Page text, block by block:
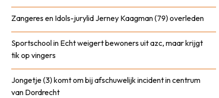
Zangeres en Idols-jurylid Jerney Kaagman (79) overleden
Sportschool in Echt weigert bewoners uit azc, maar krijgt
tik op vingers
Jongetje (3) komt om bij afschuwelijk incident in centrum
van Dordrecht